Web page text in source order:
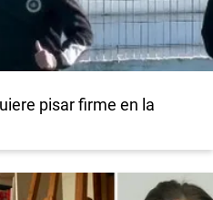
pisar firme en la